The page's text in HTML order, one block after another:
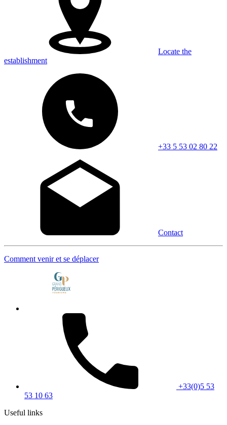
Locate the
establishment
+33 5 53 02 80 22
Contact
Comment venir et se déplacer
+33(0)5 53
53 10 63
Useful links